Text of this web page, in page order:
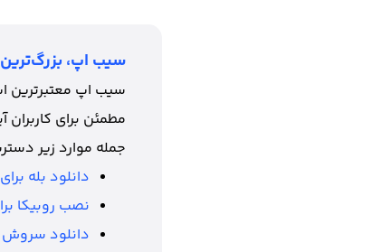
سیب اپ،
سیب اپ معتبرترین
مطمئن برای
جمله موارد زیر
دانلود بله
نصب روبیکا
دانلود سروش